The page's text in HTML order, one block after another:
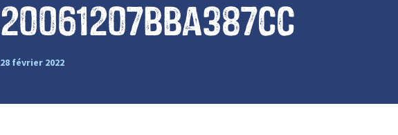
20061207bba387cc
28 février 2022